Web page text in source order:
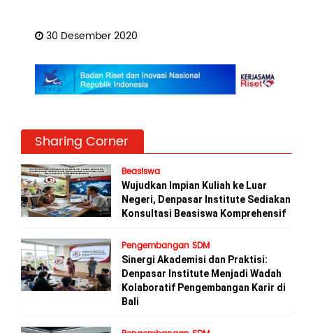
30 Desember 2020
Sharing Corner
Beasiswa
Wujudkan Impian Kuliah ke Luar
Negeri, Denpasar Institute Sediakan
Konsultasi Beasiswa Komprehensif
Pengembangan SDM
Sinergi Akademisi dan Praktisi:
Denpasar Institute Menjadi Wadah
Kolaboratif Pengembangan Karir di
Bali